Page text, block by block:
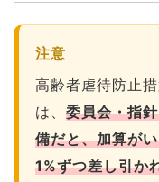
注意
高齢者虐待防止
は、 委員会・指
備だと、加算が
1%ずつ差し引か